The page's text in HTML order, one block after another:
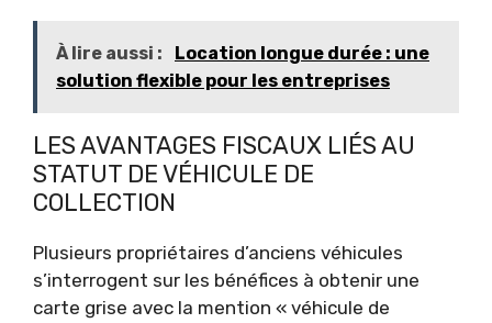
À lire aussi :
Location longue durée : une
solution flexible pour les entreprises
LES AVANTAGES FISCAUX LIÉS AU
STATUT DE VÉHICULE DE
COLLECTION
Plusieurs propriétaires d’anciens véhicules
s’interrogent sur les bénéfices à obtenir une
carte grise avec la mention « véhicule de